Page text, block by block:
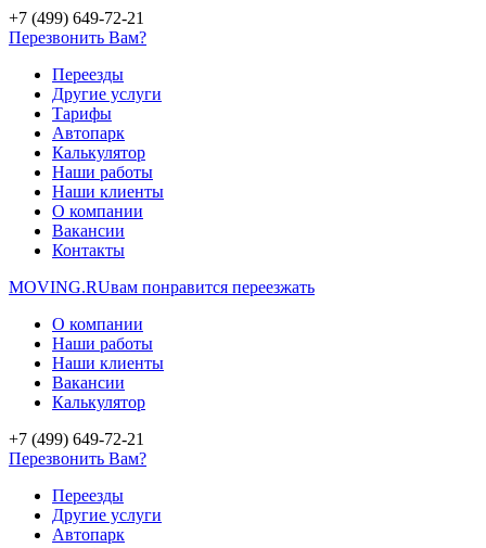
+7 (499) 649-72-21
Перезвонить Вам?
Переезды
Другие услуги
Тарифы
Автопарк
Калькулятор
Наши работы
Наши клиенты
О компании
Вакансии
Контакты
MOVING.RUвам понравится переезжать
О компании
Наши работы
Наши клиенты
Вакансии
Калькулятор
+7 (499) 649-72-21
Перезвонить Вам?
Переезды
Другие услуги
Автопарк